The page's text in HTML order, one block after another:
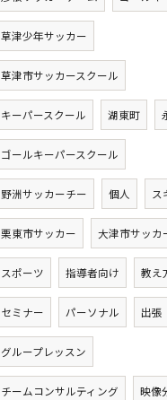
草津少年サッカー
草津市サッカースクール
キーパースクール 湖東町
ゴールキーパースクール
野洲サッカーチー 個人 ス
栗東市サッカー 大津市サッカ
スポーツ 指導者向け 教え
セミナー パーソナル 出張
グループレッスン
チームコンサルティング 映像